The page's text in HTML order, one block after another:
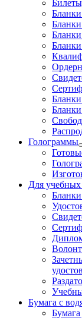
Бланки
Бланки
Голограммы
Для
Бумага с